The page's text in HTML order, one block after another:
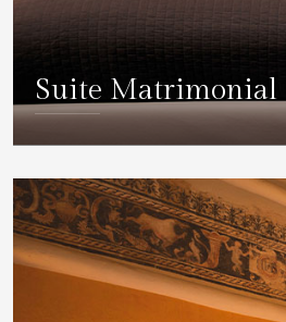
Suite Matrimonial